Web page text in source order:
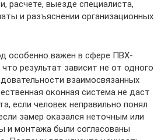
расчете, выезде специалиста,
и разъяснении организационных
особенно важен в сфере ПВХ-
результат зависит не от одного
взаимосвязанных
оконная система не даст
если человек неправильно понял
замер оказался неточным или
и монтажа были согласованы